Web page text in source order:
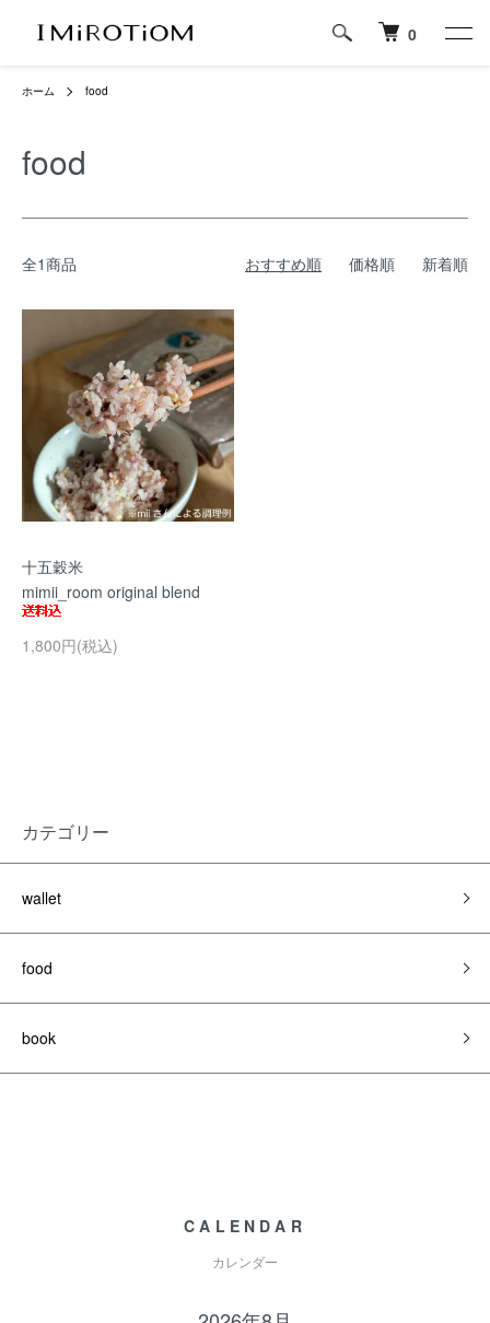
0
ホーム food
food
全1商品 おすすめ順 価格順 新着順
十五穀米
mimii_room original blend
1,800円(税込)
カテゴリー
wallet
food
book
CALENDAR
カレンダー